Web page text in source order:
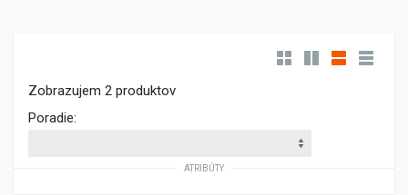
Zobrazujem 2 produktov
Poradie:
ATRIBÚTY